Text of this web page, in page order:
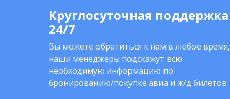
Круглосуточная поддержка
24/7
Вы можете обратиться к нам в любое время,
наши менеджеры подскажут всю
необходимую информацию по
бронированию/покупке авиа и ж/д билетов